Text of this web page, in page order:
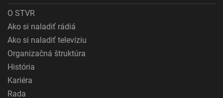
O STVR
Ako si naladiť rádiá
Ako si naladiť televíziu
Organizačná štruktúra
História
Kariéra
Rada